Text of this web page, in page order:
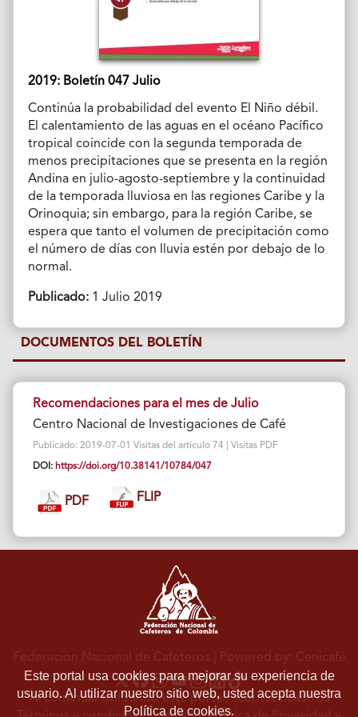
2019: Boletín 047 Julio
Continúa la probabilidad del evento El Niño débil.
El calentamiento de las aguas en el océano Pacífico
tropical coincide con la segunda temporada de
menos precipitaciones que se presenta en la región
Andina en julio-agosto-septiembre y la continuidad
de la temporada lluviosa en las regiones Caribe y la
Orinoquia; sin embargo, para la región Caribe, se
espera que tanto el volumen de precipitación como
el número de días con lluvia estén por debajo de lo
normal.
Publicado:1 Julio 2019
DOCUMENTOS DEL BOLETÍN
Recomendaciones para el mes de Julio
Centro Nacional de Investigaciones de Café
Publicado: 2019-07-01 Visitas del artículo 74 | Visitas PDF
DOI: https://doi.org/10.38141/10784/047
PDF FLIP
Este portal usa cookies para mejorar su experiencia de
usuario. Al utilizar nuestro sitio web, usted acepta nuestra
Política de cookies.
Federación Nacional de Cafeteros | Powered by: Cenicafé
Al continuar utilizando este portal, aceptas nuestros